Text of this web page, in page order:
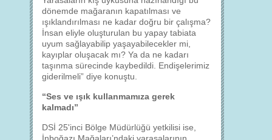
dönemde mağaranın kapatılması ve
ışıklandırılması ne kadar doğru bir çalışma?
İnsan eliyle oluşturulan bu yapay tabiata
uyum sağlayabilip yaşayabilecekler mi,
kayıplar oluşacak mı? Ya da ne kadarı
taşınma sürecinde kaybedildi. Endişelerimiz
giderilmeli” diye konuştu.
“Ses ve ışık kullanmamıza gerek
kalmadı”
DSİ 25'inci Bölge Müdürlüğü yetkilisi ise,